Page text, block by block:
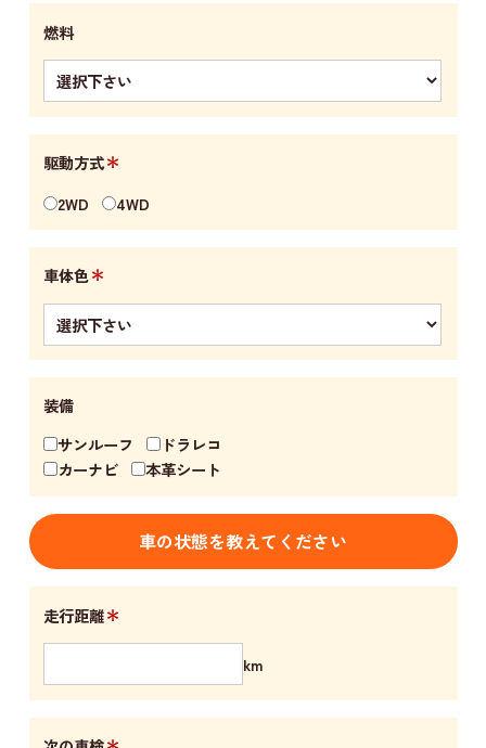
燃料
駆動方式＊
2WD 4WD
車体色＊
装備
サンルーフ
ドラレコ
カーナビ
本革シート
車の状態を教えてください
走行距離＊
km